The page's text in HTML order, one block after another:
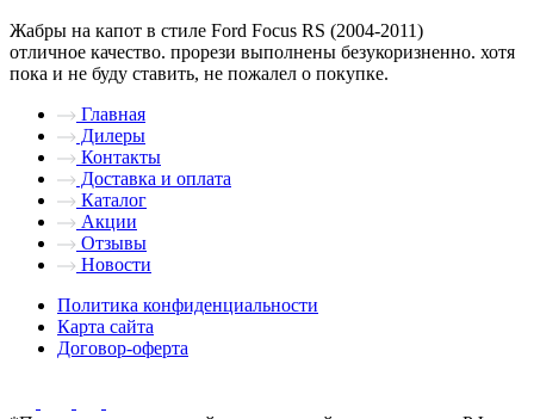
Жабры на капот в стиле Ford Focus RS (2004-2011)
отличное качество. прорези выполнены безукоризненно. хотя
пока и не буду ставить, не пожалел о покупке.
Главная
Дилеры
Контакты
Доставка и оплата
Каталог
Акции
Отзывы
Новости
Политика конфиденциальности
Карта сайта
Договор-оферта